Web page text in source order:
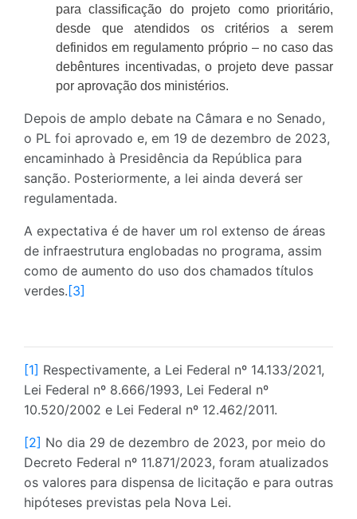
para classificação do projeto como prioritário,
desde que atendidos os critérios a serem
definidos em regulamento próprio – no caso das
debêntures incentivadas, o projeto deve passar
por aprovação dos ministérios.
Depois de amplo debate na Câmara e no Senado,
o PL foi aprovado e, em 19 de dezembro de 2023,
encaminhado à Presidência da República para
sanção. Posteriormente, a lei ainda deverá ser
regulamentada.
A expectativa é de haver um rol extenso de áreas
de infraestrutura englobadas no programa, assim
como de aumento do uso dos chamados títulos
verdes.[3]
[1] Respectivamente, a Lei Federal nº 14.133/2021,
Lei Federal nº 8.666/1993, Lei Federal nº
10.520/2002 e Lei Federal nº 12.462/2011.
[2] No dia 29 de dezembro de 2023, por meio do
Decreto Federal nº 11.871/2023, foram atualizados
os valores para dispensa de licitação e para outras
hipóteses previstas pela Nova Lei.